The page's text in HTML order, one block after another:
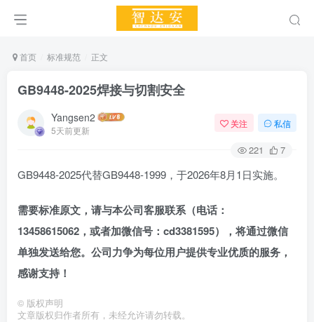
首页 标准规范 正文
GB9448-2025焊接与切割安全
Yangsen2
5天前更新
关注 私信
221 7
GB9448-2025代替GB9448-1999，于2026年8月1日实施。
需要标准原文，请与本公司客服联系（电话：
13458615062， 或者加微信号：cd3381595），将通过微信
单独发送给您。公司力争为每位用户提供专业优质的服务，
感谢支持！
© 版权声明
文章版权归作者所有，未经允许请勿转载。